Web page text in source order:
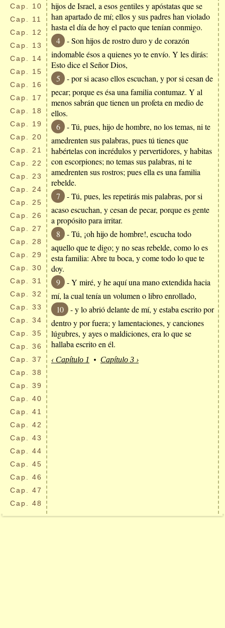
Cap.
10
Cap.
11
Cap.
12
Cap.
13
Cap.
14
Cap.
15
Cap.
16
Cap.
17
Cap.
18
Cap.
19
Cap.
20
Cap.
21
Cap.
22
Cap.
23
Cap.
24
Cap.
25
Cap.
26
Cap.
27
Cap.
28
Cap.
29
Cap.
30
Cap.
31
Cap.
32
Cap.
33
Cap.
34
Cap.
35
Cap.
36
Cap.
37
Cap.
38
Cap.
39
Cap.
40
Cap.
41
Cap.
42
Cap.
43
Cap.
44
Cap.
45
Cap.
46
Cap.
47
Cap.
48
hijos de Israel, a esos gentiles y apóstatas que se
han apartado de mí; ellos y sus padres han violado
hasta el día de hoy el pacto que tenían conmigo.
4
- Son hijos de rostro duro y de corazón
indomable ésos a quienes yo te envío. Y les dirás:
Esto dice el Señor Dios,
5
- por si acaso ellos escuchan, y por si cesan de
pecar; porque es ésa una familia contumaz. Y al
menos sabrán que tienen un profeta en medio de
ellos.
6
- Tú, pues, hijo de hombre, no los temas, ni te
amedrenten sus palabras, pues tú tienes que
habértelas con incrédulos y pervertidores, y habitas
con escorpiones; no temas sus palabras, ni te
amedrenten sus rostros; pues ella es una familia
rebelde.
7
- Tú, pues, les repetirás mis palabras, por si
acaso escuchan, y cesan de pecar, porque es gente
a propósito para irritar.
8
- Tú, ¡oh hijo de hombre!, escucha todo
aquello que te digo; y no seas rebelde, como lo es
esta familia: Abre tu boca, y come todo lo que te
doy.
9
- Y miré, y he aquí una mano extendida hacia
mí, la cual tenía un volumen o libro enrollado,
10
- y lo abrió delante de mí, y estaba escrito por
dentro y por fuera; y lamentaciones, y canciones
lúgubres, y ayes o maldiciones, era lo que se
hallaba escrito en él.
‹ Capítulo 1 • Capítulo 3 ›